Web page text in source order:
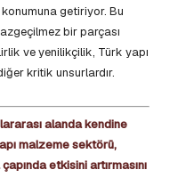
getiriyor. Bu
bir parçası
ve yenilikçilik, Türk yapı
kritik unsurlardır.
alanda kendine
malzeme sektörü,
etkisini artırmasını